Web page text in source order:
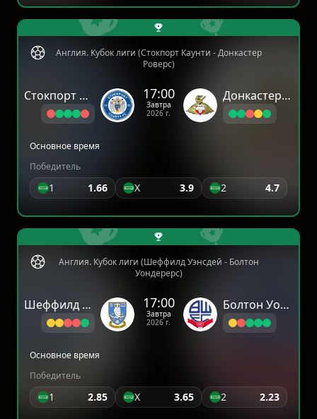
Англия. Кубок лиги (Стокпорт Каунти - Донкастер
Роверс)
Стокпорт Каунти 17:00
Завтра
2026 г.
Донкастер Роверс
Основное время
Победитель
1 1.66 X 3.9 2 4.7
Англия. Кубок лиги (Шеффилд Уэнсдей - Болтон
Уондерерс)
Шеффилд Уэнсдей 17:00
Завтра
2026 г.
Болтон Уондерерс
Основное время
Победитель
1 2.85 X 3.65 2 2.23